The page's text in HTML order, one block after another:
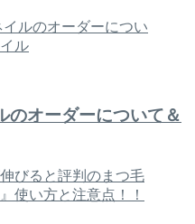
のオーダーについて＆